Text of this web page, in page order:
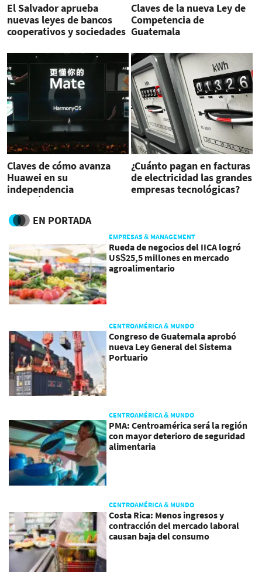
El Salvador aprueba
nuevas leyes de bancos
cooperativos y sociedades
Claves de la nueva Ley de
Competencia de
Guatemala
Claves de cómo avanza
Huawei en su
independencia
tecnológica
¿Cuánto pagan en facturas
de electricidad las grandes
empresas tecnológicas?
EN PORTADA
EMPRESAS & MANAGEMENT
Rueda de negocios del IICA logró
US$25,5 millones en mercado
agroalimentario
CENTROAMÉRICA & MUNDO
Congreso de Guatemala aprobó
nueva Ley General del Sistema
Portuario
CENTROAMÉRICA & MUNDO
PMA: Centroamérica será la región
con mayor deterioro de seguridad
alimentaria
CENTROAMÉRICA & MUNDO
Costa Rica: Menos ingresos y
contracción del mercado laboral
causan baja del consumo